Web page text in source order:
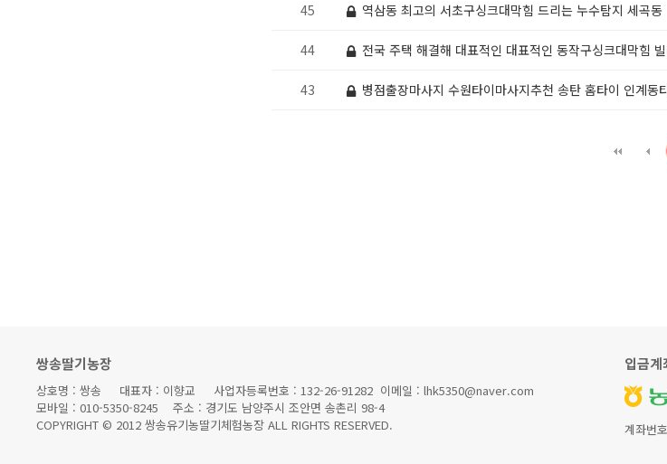
45 역삼동 최고의 서초구싱크대막힘 드리는 누수탐지 세곡동
44 전국 주택 해결해 대표적인 대표적인 동작구싱크대막힘
43 병점출장마사지 수원타이마사지추천 송탄 홈타이 인계동
쌍송딸기농장
상호명 : 쌍송 대표자 : 이향교 사업자등록번호 : 132-26-91282 이메일 : lhk5350@naver.com
모바일 : 010-5350-8245 주소 : 경기도 남양주시 조안면 송촌리 98-4
COPYRIGHT © 2012 쌍송유기농딸기체험농장 ALL RIGHTS RESERVED.
입금계
계좌번